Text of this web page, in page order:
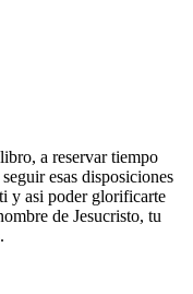
a reservar tiempo
esas disposiciones
y asi poder glorificarte
de Jesucristo, tu